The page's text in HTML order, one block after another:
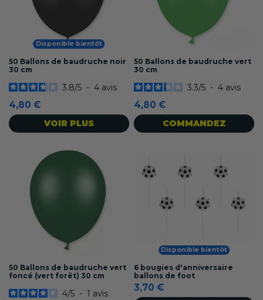
Disponible bientôt
50 Ballons de baudruche noir
30 cm
3.8/5 - 4 avis
4,80 €
VOIR PLUS
50 Ballons de baudruche vert
30 cm
3.3/5 - 4 avis
4,80 €
COMMANDEZ
50 Ballons de baudruche vert
foncé (vert forêt) 30 cm
4/5 - 1 avis
Disponible bientôt
6 bougies d'anniversaire
ballons de foot
3,70 €